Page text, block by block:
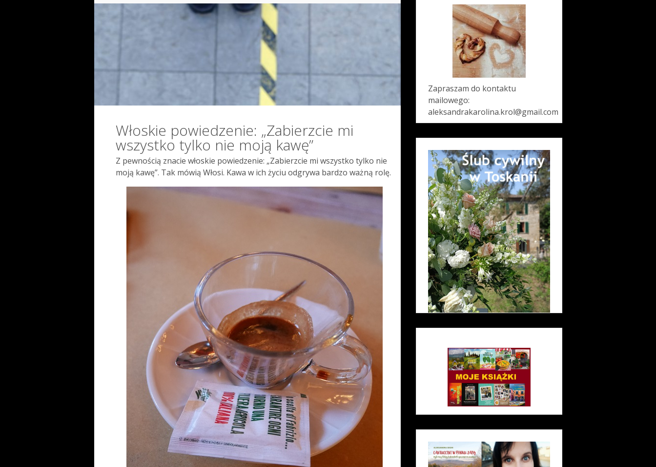
Włoskie powiedzenie: „Zabierzcie mi
wszystko tylko nie moją kawę”
Z pewnością znacie włoskie powiedzenie: „Zabierzcie mi wszystko tylko nie
moją kawę”. Tak mówią Włosi. Kawa w ich życiu odgrywa bardzo ważną rolę.
Zapraszam do kontaktu
mailowego:
aleksandrakarolina.krol@gmail.com